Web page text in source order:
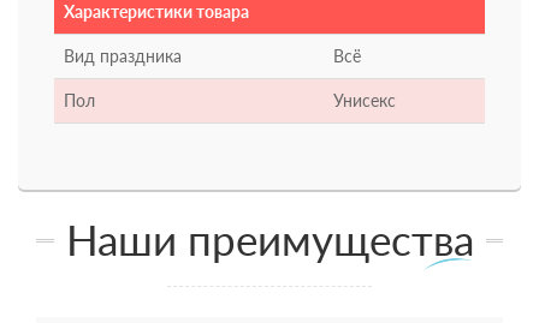
Характеристики товара
Вид праздника Всё
Пол Унисекс
Наши преимущества